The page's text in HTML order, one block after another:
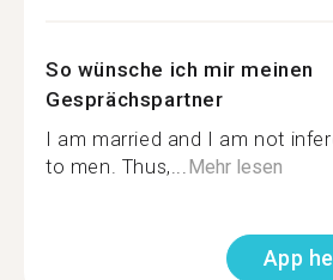
So wünsche ich mir meinen
Gesprächspartner
I am married and I am not
to men. Thus,...Mehr lesen
App